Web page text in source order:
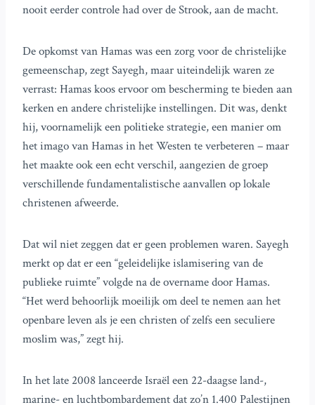
nooit eerder controle had over de Strook, aan de macht.
De opkomst van Hamas was een zorg voor de christelijke
gemeenschap, zegt Sayegh, maar uiteindelijk waren ze
verrast: Hamas koos ervoor om bescherming te bieden aan
kerken en andere christelijke instellingen. Dit was, denkt
hij, voornamelijk een politieke strategie, een manier om
het imago van Hamas in het Westen te verbeteren – maar
het maakte ook een echt verschil, aangezien de groep
verschillende fundamentalistische aanvallen op lokale
christenen afweerde.
Dat wil niet zeggen dat er geen problemen waren. Sayegh
merkt op dat er een “geleidelijke islamisering van de
publieke ruimte” volgde na de overname door Hamas.
“Het werd behoorlijk moeilijk om deel te nemen aan het
openbare leven als je een christen of zelfs een seculiere
moslim was,” zegt hij.
In het late 2008 lanceerde Israël een 22-daagse land-,
marine- en luchtbombardement dat zo’n 1.400 Palestijnen